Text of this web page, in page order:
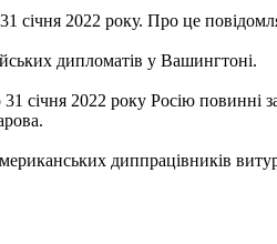
січня 2022 року. Про це
дипломатів у Вашингтоні.
січня 2022 року Росію
диппрацівників